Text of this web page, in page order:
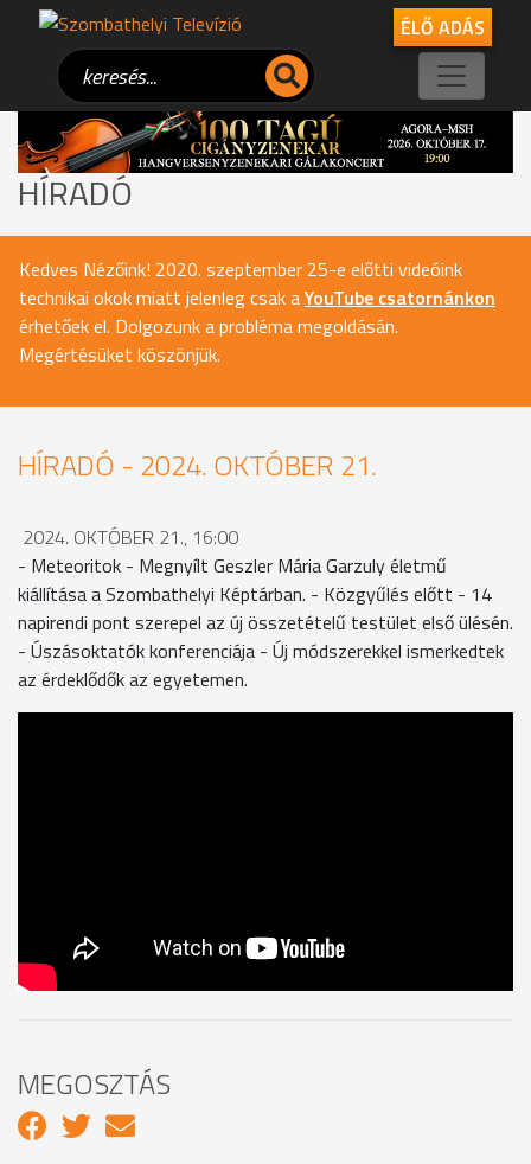
ÉLŐ ADÁS
HÍRADÓ
Kedves Nézőink! 2020. szeptember 25-e előtti videóink
technikai okok miatt jelenleg csak aYouTube csatornánkon
érhetőek el. Dolgozunk a probléma megoldásán.
Megértésüket köszönjük.
HÍRADÓ - 2024. OKTÓBER 21.
2024. OKTÓBER 21., 16:00
- Meteoritok - Megnyílt Geszler Mária Garzuly életmű
kiállítása a Szombathelyi Képtárban. - Közgyűlés előtt - 14
napirendi pont szerepel az új összetételű testület első ülésén.
- Úszásoktatók konferenciája - Új módszerekkel ismerkedtek
az érdeklődők az egyetemen.
MEGOSZTÁS